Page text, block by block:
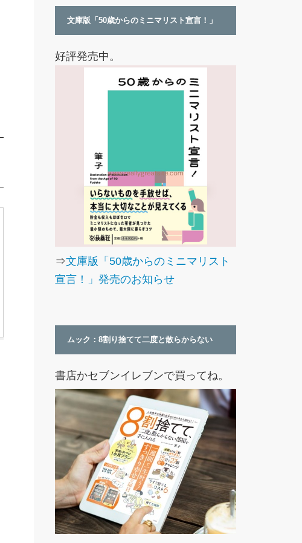
文庫版「50歳からのミニマリスト宣言！」
好評発売中。
⇒文庫版「50歳からのミニマリスト
宣言！」発売のお知らせ
ムック：8割り捨てて二度と散らからない
書店かセブンイレブンで買ってね。